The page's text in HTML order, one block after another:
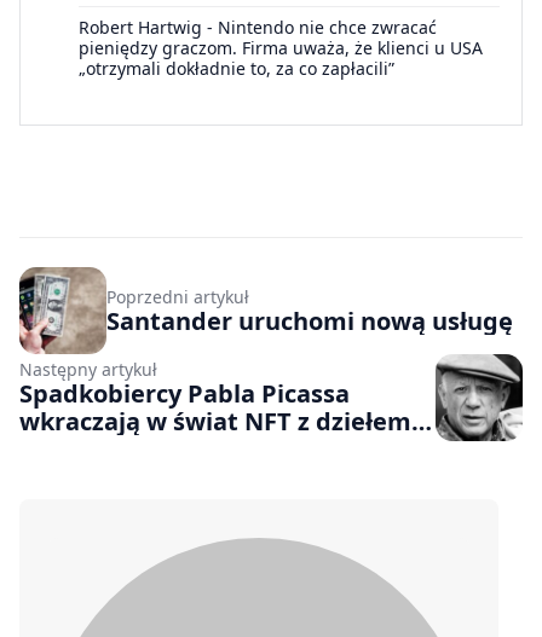
Robert Hartwig - Nintendo nie chce zwracać
pieniędzy graczom. Firma uważa, że klienci u USA
„otrzymali dokładnie to, za co zapłacili”
Poprzedni artykuł
Santander uruchomi nową usługę
Następny artykuł
Spadkobiercy Pabla Picassa
wkraczają w świat NFT z dziełem